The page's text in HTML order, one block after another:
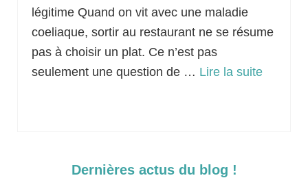
légitime Quand on vit avec une maladie
coeliaque, sortir au restaurant ne se résume
pas à choisir un plat. Ce n’est pas
seulement une question de … Lire la suite­­
Dernières actus du blog !